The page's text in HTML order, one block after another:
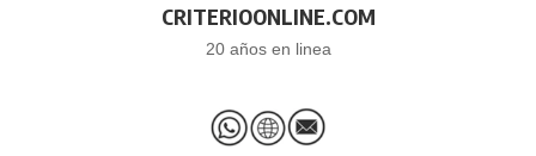
CRITERIOONLINE.COM
20 años en linea